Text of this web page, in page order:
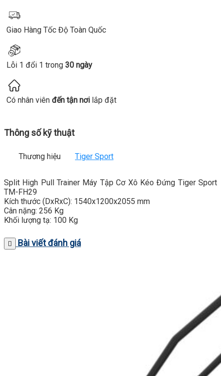
Giao Hàng Tốc Độ Toàn Quốc
Lỗi 1 đổi 1 trong 30 ngày
Có nhân viên đến tận nơi lắp đặt
Thông số kỹ thuật
Thương hiệu Tiger Sport
Split High Pull Trainer Máy Tập Cơ Xô Kéo Đứng Tiger Sport
TM-FH29
Kích thước (DxRxC): 1540x1200x2055 mm
Cân nặng: 256 Kg
Khối lượng tạ: 100 Kg
Bài viết đánh giá